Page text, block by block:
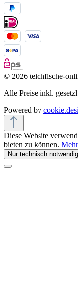
© 2026 teichfische-
Alle Preise inkl.
Powered by
Diese Website
bieten zu können.
Nur technisch